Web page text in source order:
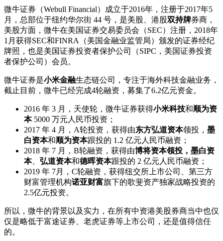
微牛证券（Webull Financial）成立于2016年，注册于2017年5
月，总部位于纽约华尔街 44 号，是美股、港股双持牌券商，
美股方面，微牛在美国证券交易委员会（SEC）注册，2018年
1月获得SEC和FINRA（美国金融业监管局）颁发的证券经纪
牌照，也是美国证券投资者保护公司（SIPC，美国证券投资
者保护公司）会员。
微牛证券是小米金融生态链公司，专注于海外科技金融业务，
截止目前，微牛已经完成4轮融资，募集了6.2亿元资金。
2016 年 3 月，天使轮，微牛证券获得小米科技和顺为资
本5000 万元人民币投资；
2017 年 4 月，A轮投资，获得由东方弘道资本领投， 墨
白资本和顺为资本跟投的 1.2 亿元人民币融资；
2018 年 7 月，B轮融资，获得由博将资本领投，墨白资
本、 弘道资本和德晖资本跟投的 2 亿元人民币融资；
2019 年 7月，C轮融资，获得纽交所上市公司、第三方
财富管理机构诺亚财富旗下的歌斐资产独家战略投资的
2.5亿元投资。
所以，微牛的背景以及实力，在所有中资港美股券商当中也仅
仅是略低于富途证券、老虎证券等上市公司，还是值得信任
的。